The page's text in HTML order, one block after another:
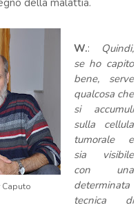
Caputo
W.: Quindi,
se ho capito
bene, serve
qualcosa che
si accumuli
sulla cellula
tumorale e
sia visibile
con una
determinata
tecnica di